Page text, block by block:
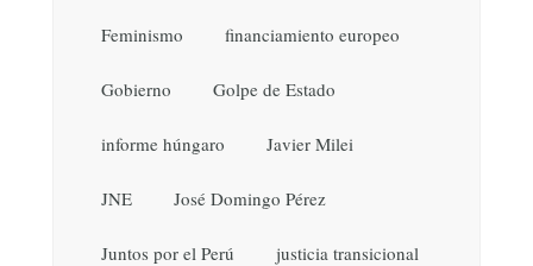
Feminismo financiamiento europeo
Gobierno Golpe de Estado
informe húngaro Javier Milei
JNE José Domingo Pérez
Juntos por el Perú justicia transicional